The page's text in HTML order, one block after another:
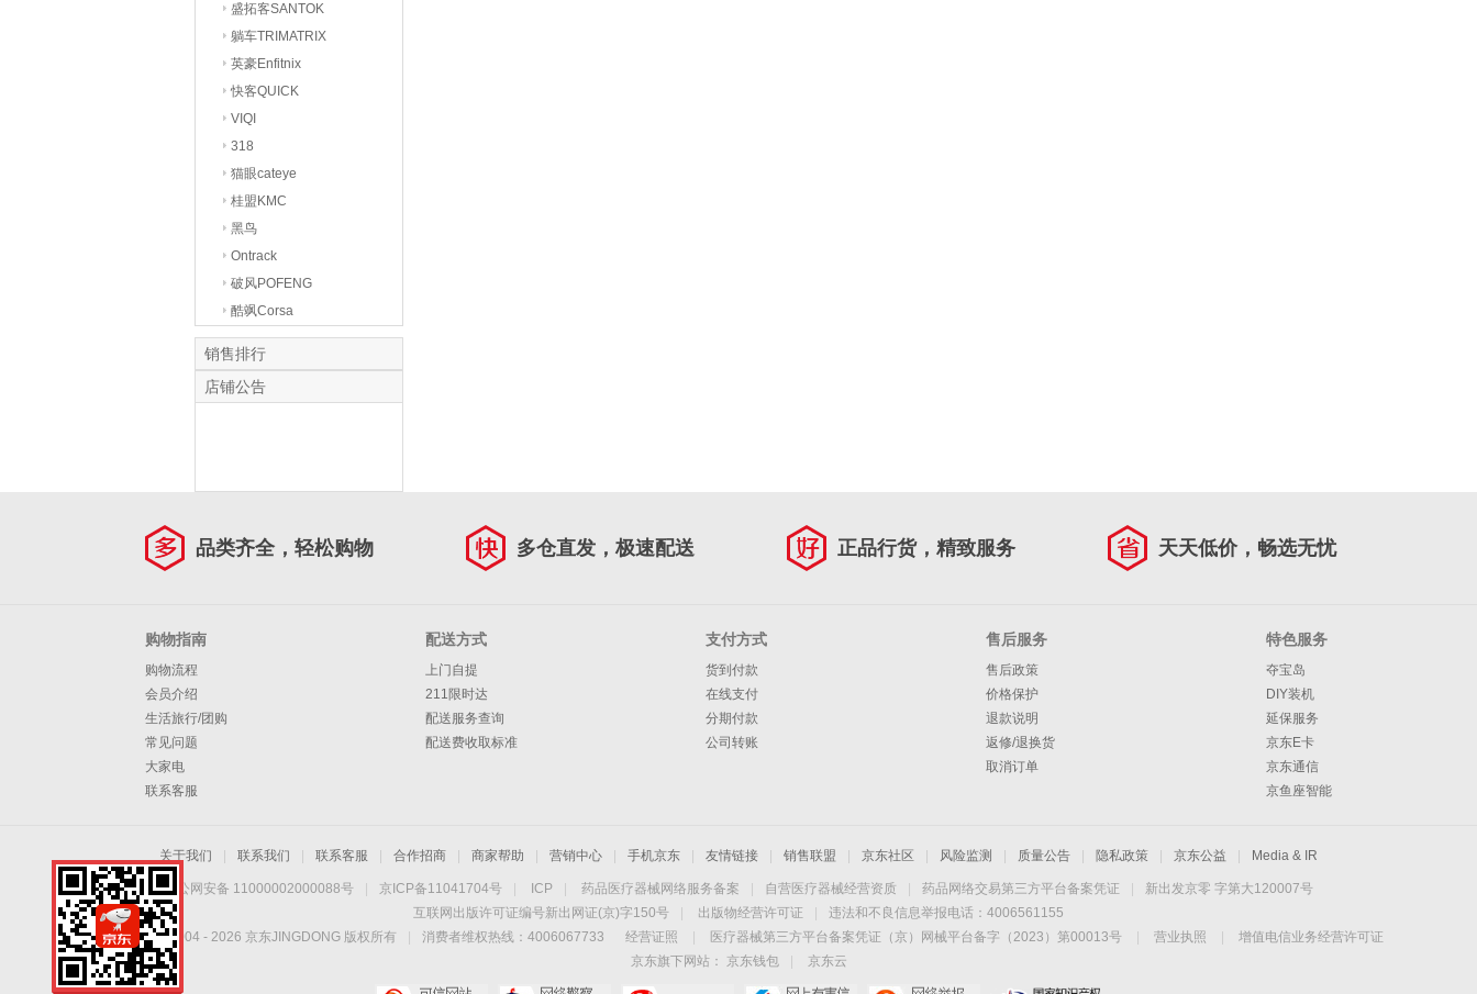
盛拓客SANTOK
躺车TRIMATRIX
英豪Enfitnix
快客QUICK
VIQI
318
猫眼cateye
桂盟KMC
黑鸟
Ontrack
破风POFENG
酷飒Corsa
销售排行
店铺公告
品类齐全，轻松购物 多仓直发，极速配送 正品行货，精致服务 天天低价，畅选无忧
购物指南
购物流程
会员介绍
生活旅行/团购
常见问题
大家电
联系客服
配送方式
上门自提
211限时达
配送服务查询
配送费收取标准
支付方式
货到付款
在线支付
分期付款
公司转账
售后服务
售后政策
价格保护
退款说明
返修/退换货
取消订单
特色服务
夺宝岛
DIY装机
延保服务
京东E卡
京东通信
京鱼座智能
关于我们 联系我们 联系客服 合作招商 商家帮助 营销中心 手机京东 友情链接 销售联盟 京东社区 风险监测 质量公告 隐私政策 京东公益 Media & IR
京公网安备 11000002000088号 京ICP备11041704号 ICP 药品医疗器械网络服务备案 自营医疗器械经营资质 药品网络交易第三方平台备案凭证
新出发京零 字第大120007号
互联网出版许可证编号新出网证(京)字150号
出版物经营许可证
违法和不良信息举报电话：4006561155
Copyright © 2004 - 2026 京东JINGDONG 版权所有 消费者维权热线：4006067733 经营证照 医疗器械第三方平台备案凭证（京）网械平台备字（2023）第00013号 营业执照
增值电信业务经营许可证
京东旗下网站：
京东钱包
京东云
手机扫一扫，劲爆优